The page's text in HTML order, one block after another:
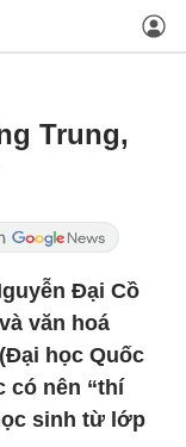
Trung,
Đại Cồ
văn hoá
học Quốc
có nên “thí
sinh từ lớp